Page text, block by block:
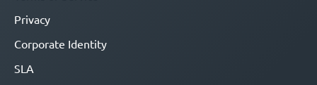
Privacy
Corporate Identity
SLA